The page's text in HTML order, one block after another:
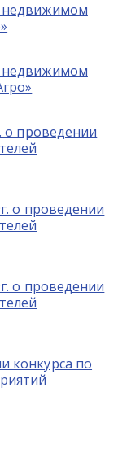
недвижимом
недвижимом
о проведении
о проведении
о проведении
конкурса по